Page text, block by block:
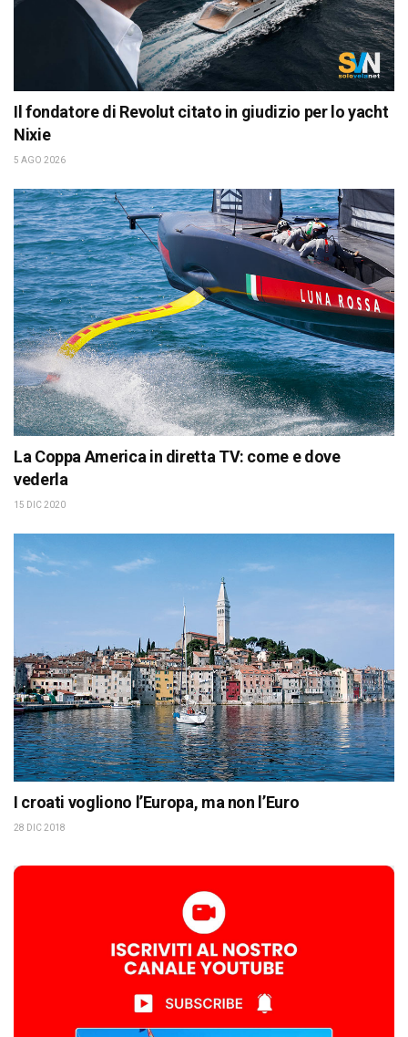
Il fondatore di Revolut citato in giudizio per lo yacht
Nixie
5 AGO 2026
La Coppa America in diretta TV: come e dove
vederla
15 DIC 2020
I croati vogliono l’Europa, ma non l’Euro
28 DIC 2018